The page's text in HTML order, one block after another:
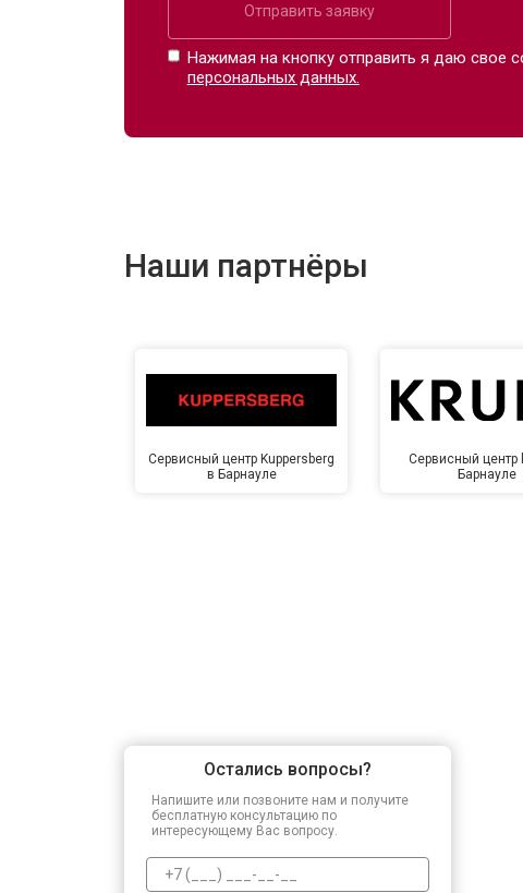
Отправить заявку
Нажимая на кнопку отправить я даю свое
персональных данных.
Наши партнёры
Сервисный центр Kuppersberg
в Барнауле
Сервисный центр
Барнауле
Остались вопросы?
Напишите или позвоните нам и получите
бесплатную консультацию по
интересующему Вас вопросу.